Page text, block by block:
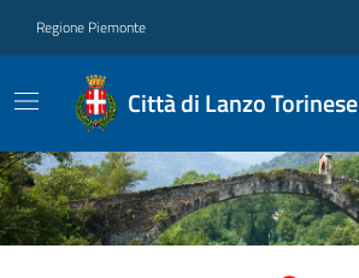
Regione Piemonte
Città di Lanzo Torinese